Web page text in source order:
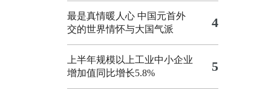
最是真情暖人心 中国元首外
交的世界情怀与大国气派
4
上半年规模以上工业中小企业
增加值同比增长5.8%
5